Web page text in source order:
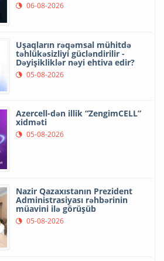
06-08-2026
Uşaqların rəqəmsal mühitdə
təhlükəsizliyi gücləndirilir -
Dəyişikliklər nəyi ehtiva edir?
05-08-2026
Azercell-dən illik “ZengimCELL”
xidməti
05-08-2026
Nazir Qazaxıstanın Prezident
Administrasiyası rəhbərinin
müavini ilə görüşüb
05-08-2026